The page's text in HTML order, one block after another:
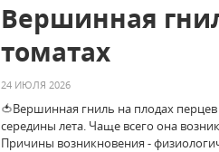
Вершинная
томатах
24 ИЮЛЯ 2026
🍅Вершинная гниль на плодах
середины лета. Чаще всего она
Причины возникновения -